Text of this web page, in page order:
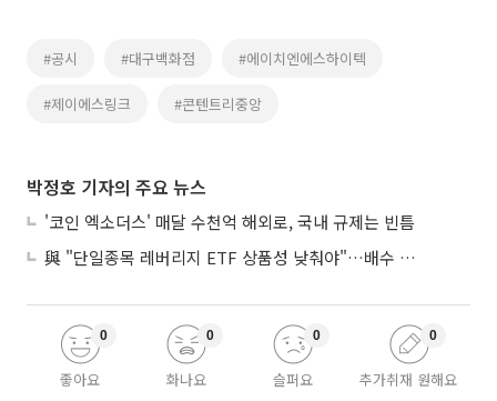
#공시 #대구백화점 #에이치엔에스하이텍
#제이에스링크 #콘텐트리중앙
박정호 기자의 주요 뉴스
'코인 엑소더스' 매달 수천억 해외로, 국내 규제는 빈틈
與 "단일종목 레버리지 ETF 상품성 낮춰야"…배수 조정안도 거론
좋아요
0
화나요
0
슬퍼요
0
추가취재 원해요
0